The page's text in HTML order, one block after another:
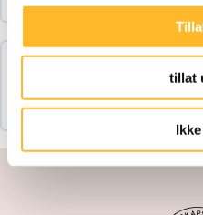
tillat
Anne Skevik
hjemmekontor